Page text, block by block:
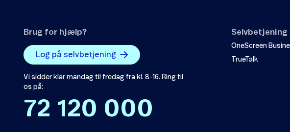
Brug for hjælp?
Log på selvbetjening
Vi sidder klar mandag til fredag fra kl. 8-16. Ring til
os på:
72 120 000
Selvbetjening
OneScreen
TrueTalk